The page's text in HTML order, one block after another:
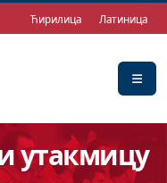
Ћирилица Латиница
утакмицу